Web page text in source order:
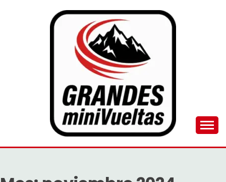
GRANDES
MINIVUELTAS